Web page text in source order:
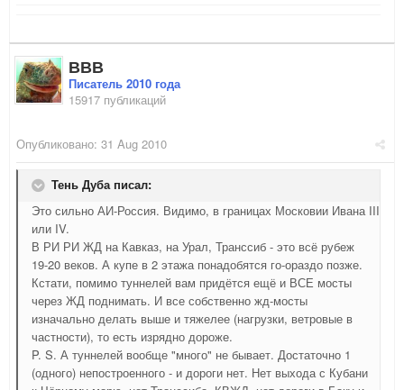
ВВВ
Писатель 2010 года
15917 публикаций
Опубликовано: 31 Aug 2010
Тень Дуба писал:
Это сильно АИ-Россия. Видимо, в границах Московии Ивана III
или IV.
В РИ РИ ЖД на Кавказ, на Урал, Транссиб - это всё рубеж
19-20 веков. А купе в 2 этажа понадобятся го-ораздо позже.
Кстати, помимо туннелей вам придётся ещё и ВСЕ мосты
через ЖД поднимать. И все собственно жд-мосты
изначально делать выше и тяжелее (нагрузки, ветровые в
частности), то есть изрядно дороже.
P. S. А туннелей вообще "много" не бывает. Достаточно 1
(одного) непостроенного - и дороги нет. Нет выхода с Кубани